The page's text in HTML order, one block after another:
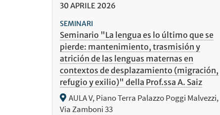
30APRILE 2026
SEMINARI
Seminario "La lengua es lo último que se
pierde: mantenimiento, trasmisión y
atrición de las lenguas maternas en
contextos de desplazamiento (migración,
refugio y exilio)" della Prof.ssa A. Saiz
AULA V, Piano Terra Palazzo Poggi Malvezzi,
Via Zamboni 33